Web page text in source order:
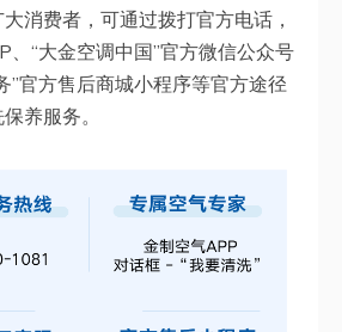
消费者，可通过拨打官方电话，
、“大金空调中国”官方微信公众号
”官方售后商城小程序等官方途径
养服务。